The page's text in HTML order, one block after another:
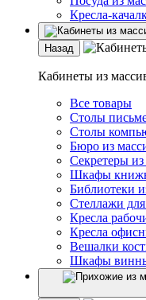
Кресла-
Назад
Кабинеты из
Все товары
Столы
Столы
Бюро из
Секретеры из
Шкафы
Библиотеки
Стеллажи для
Кресла
Кресла
Вешалки
Шкафы